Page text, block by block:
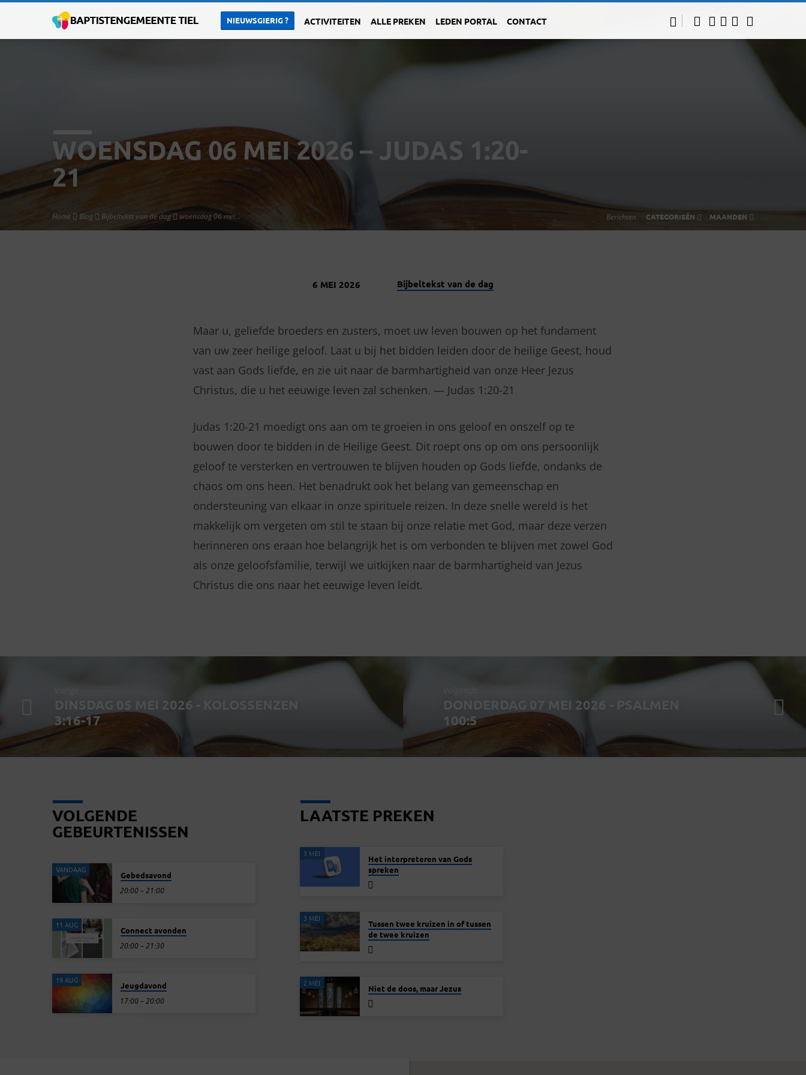
NIEUWSGIERIG ? ACTIVITEITEN ALLE PREKEN LEDEN PORTAL CONTACT
WOENSDAG 06 MEI 2026 – JUDAS 1:20-
21
Home Blog Bijbeltekst van de dag woensdag 06 mei… Berichten CATEGORIEËN MAANDEN
6 MEI 2026 Bijbeltekst van de dag
Maar u, geliefde broeders en zusters, moet uw leven bouwen op het fundament
van uw zeer heilige geloof. Laat u bij het bidden leiden door de heilige Geest, houd
vast aan Gods liefde, en zie uit naar de barmhartigheid van onze Heer Jezus
Christus, die u het eeuwige leven zal schenken. — Judas 1:20-21
Judas 1:20-21 moedigt ons aan om te groeien in ons geloof en onszelf op te
bouwen door te bidden in de Heilige Geest. Dit roept ons op om ons persoonlijk
geloof te versterken en vertrouwen te blijven houden op Gods liefde, ondanks de
chaos om ons heen. Het benadrukt ook het belang van gemeenschap en
ondersteuning van elkaar in onze spirituele reizen. In deze snelle wereld is het
makkelijk om vergeten om stil te staan bij onze relatie met God, maar deze verzen
herinneren ons eraan hoe belangrijk het is om verbonden te blijven met zowel God
als onze geloofsfamilie, terwijl we uitkijken naar de barmhartigheid van Jezus
Christus die ons naar het eeuwige leven leidt.
DINSDAG 05 MEI 2026 - KOLOSSENZEN
3:16-17
DONDERDAG 07 MEI 2026 - PSALMEN
100:5
VOLGENDE
GEBEURTENISSEN
VANDAAG
Gebedsavond
20:00 – 21:00
11 AUG
Connect avonden
20:00 – 21:30
19 AUG
Jeugdavond
17:00 – 20:00
LAATSTE PREKEN
3 MEI
Het interpreteren van Gods
spreken
3 MEI
Tussen twee kruizen in of tussen
de twee kruizen
2 MEI
Niet de doos, maar Jezus